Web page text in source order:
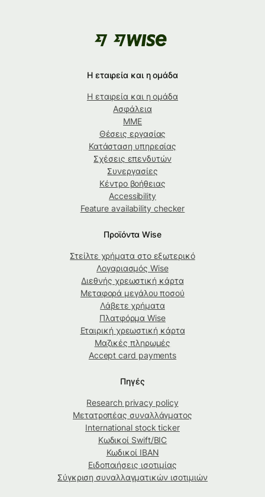
Η εταιρεία και η ομάδα
Η εταιρεία και η ομάδα
Ασφάλεια
ΜΜΕ
Θέσεις εργασίας
Κατάσταση υπηρεσίας
Σχέσεις επενδυτών
Συνεργασίες
Κέντρο βοήθειας
Accessibility
Feature availability checker
Προϊόντα Wise
Στείλτε χρήματα στο εξωτερικό
Λογαριασμός Wise
Διεθνής χρεωστική κάρτα
Μεταφορά μεγάλου ποσού
Λάβετε χρήματα
Πλατφόρμα Wise
Εταιρική χρεωστική κάρτα
Μαζικές πληρωμές
Accept card payments
Πηγές
Research privacy policy
Μετατροπέας συναλλάγματος
International stock ticker
Κωδικοί Swift/BIC
Κωδικοί IBAN
Ειδοποιήσεις ισοτιμίας
Σύγκριση συναλλαγματικών ισοτιμιών